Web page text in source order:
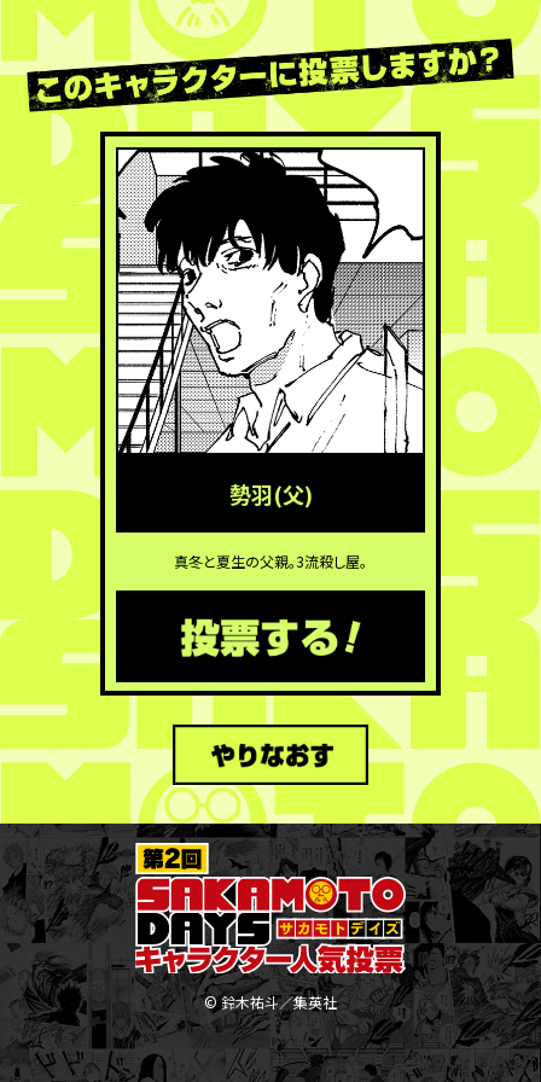
勢羽(父)
真冬と夏生の父親。3流殺し屋。
© 鈴木祐斗／集英社